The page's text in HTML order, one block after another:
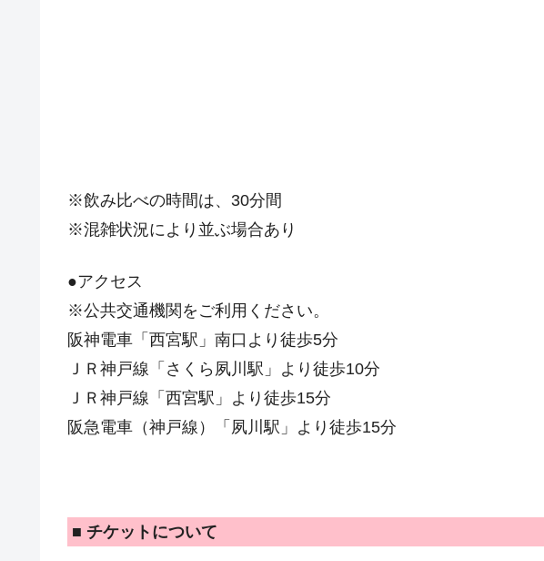
※飲み比べの時間は、30分間
※混雑状況により並ぶ場合あり
●アクセス
※公共交通機関をご利用ください。
阪神電車「西宮駅」南口より徒歩5分
ＪＲ神戸線「さくら夙川駅」より徒歩10分
ＪＲ神戸線「西宮駅」より徒歩15分
阪急電車（神戸線）「夙川駅」より徒歩15分
■ チケットについて